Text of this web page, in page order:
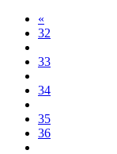
«
32
33
34
35
36